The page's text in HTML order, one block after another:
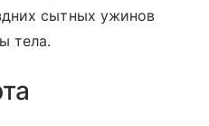
сытных ужинов
тела.